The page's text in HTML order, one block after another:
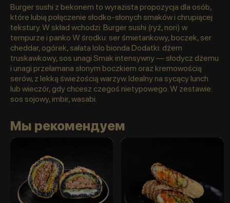
Burger sushi z bekonem to wyrazista propozycja dla osób,
które lubią połączenie słodko-słonych smaków i chrupiącej
tekstury. W skład wchodzi: Burger sushi (ryż, nori) w
tempurze i panko W środku: ser śmietankowy, boczek, ser
cheddar, ogórek, sałata lolo bionda Dodatki: dżem
truskawkowy, sos unagi Smak intensywny — słodycz dżemu
i unagi przełamana słonym boczkiem oraz kremowością
serów, z lekką świeżością warzyw. Idealny na sycący lunch
lub wieczór, gdy chcesz czegoś nietypowego. W zestawie:
sos sojowy, imbir, wasabi.
Мы рекомендуем